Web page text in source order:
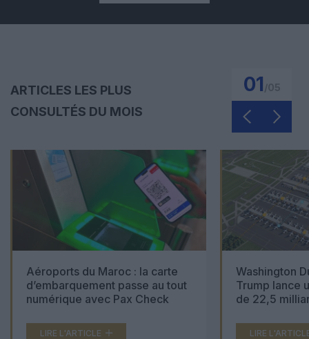
ARTICLES LES PLUS
CONSULTÉS DU MOIS
01
Aéroports du Maroc : la carte
d’embarquement passe au tout
numérique avec Pax Check
LIRE L'ARTICLE
Washington
Trump lance
de 22,5
LIRE